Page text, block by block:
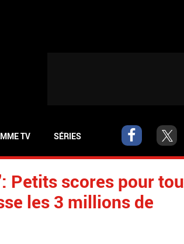
TV SÉRIES
Petits scores pour
les 3 millions de